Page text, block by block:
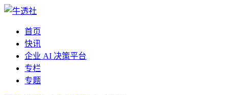
首页
快讯
企业 AI 决策平台
专栏
专题